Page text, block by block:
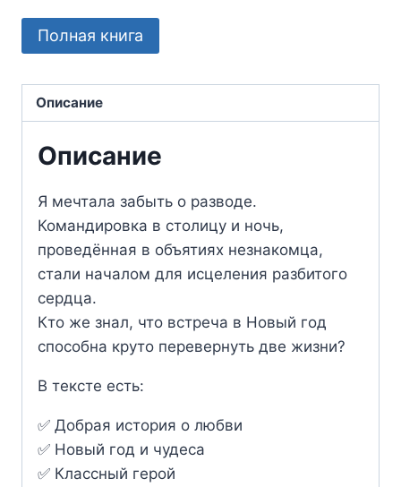
Полная книга
Описание
Описание
Я мечтала забыть о разводе.
Командировка в столицу и ночь,
проведённая в объятиях незнакомца,
стали началом для исцеления разбитого
сердца.
Кто же знал, что встреча в Новый год
способна круто перевернуть две жизни?
В тексте есть:
✅ Добрая история о любви
✅ Новый год и чудеса
✅ Классный герой